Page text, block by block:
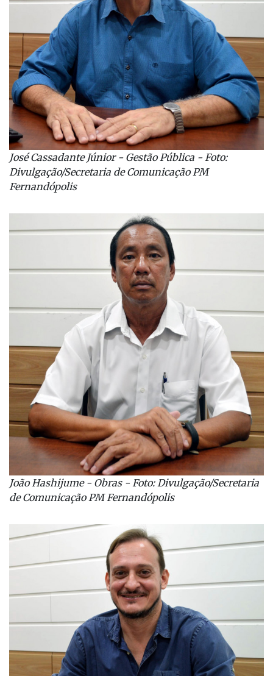
José Cassadante Júnior - Gestão Pública - Foto:
Divulgação/Secretaria de Comunicação PM
Fernandópolis
João Hashijume - Obras - Foto: Divulgação/Secretaria
de Comunicação PM Fernandópolis